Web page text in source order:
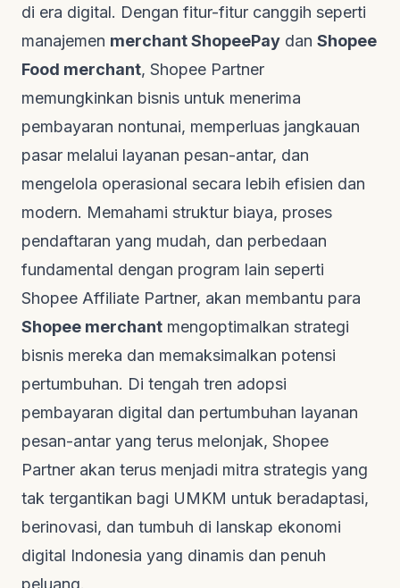
di era digital. Dengan fitur-fitur canggih seperti
manajemen merchant ShopeePay dan Shopee
Food merchant, Shopee Partner
memungkinkan bisnis untuk menerima
pembayaran nontunai, memperluas jangkauan
pasar melalui layanan pesan-antar, dan
mengelola operasional secara lebih efisien dan
modern. Memahami struktur biaya, proses
pendaftaran yang mudah, dan perbedaan
fundamental dengan program lain seperti
Shopee Affiliate Partner, akan membantu para
Shopee merchant mengoptimalkan strategi
bisnis mereka dan memaksimalkan potensi
pertumbuhan. Di tengah tren adopsi
pembayaran digital dan pertumbuhan layanan
pesan-antar yang terus melonjak, Shopee
Partner akan terus menjadi mitra strategis yang
tak tergantikan bagi UMKM untuk beradaptasi,
berinovasi, dan tumbuh di lanskap ekonomi
digital Indonesia yang dinamis dan penuh
peluang.